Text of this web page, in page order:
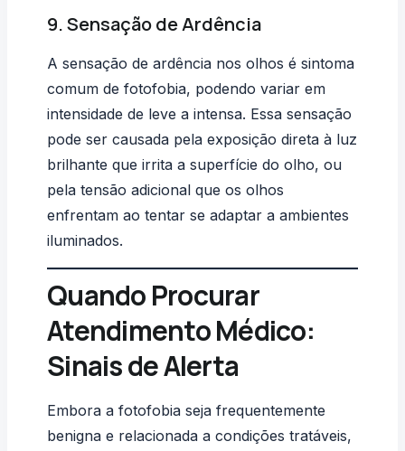
9. Sensação de Ardência
A sensação de ardência nos olhos é sintoma
comum de fotofobia, podendo variar em
intensidade de leve a intensa. Essa sensação
pode ser causada pela exposição direta à luz
brilhante que irrita a superfície do olho, ou
pela tensão adicional que os olhos
enfrentam ao tentar se adaptar a ambientes
iluminados.
Quando Procurar
Atendimento Médico:
Sinais de Alerta
Embora a fotofobia seja frequentemente
benigna e relacionada a condições tratáveis,